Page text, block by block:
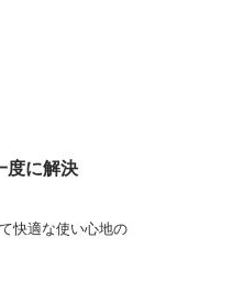
度に解決
快適な使い心地の